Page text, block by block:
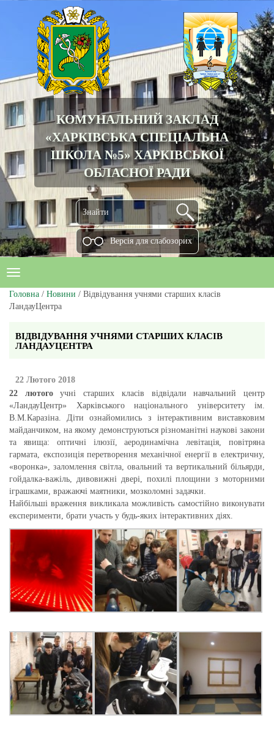
КОМУНАЛЬНИЙ ЗАКЛАД
«ХАРКІВСЬКА СПЕЦІАЛЬНА
ШКОЛА №5» ХАРКІВСЬКОЇ
ОБЛАСНОЇ РАДИ
Версiя для слабозорих
Головна / Новини / Відвідування учнями старших класів
ЛандауЦентра
ВІДВІДУВАННЯ УЧНЯМИ СТАРШИХ КЛАСІВ
ЛАНДАУЦЕНТРА
22 Лютого 2018
22 лютогоучні старших класів відвідали навчальний центр
«ЛандауЦентр» Харківського національного університету ім.
В.М.Каразіна. Діти ознайомились з інтерактивним виставковим
майданчиком, на якому демонструються різноманітні наукові закони
та явища: оптичні ілюзії, аеродинамічна левітація, повітряна
гармата, експозиція перетворення механічної енергії в електричну,
«воронка», заломлення світла, овальний та вертикальний більярди,
гойдалка-важіль, дивовижні двері, похилі площини з моторними
іграшками, вражаючі маятники, мозколомні задачки.
Найбільші враження викликала можливість самостійно виконувати
експерименти, брати участь у будь-яких інтерактивних діях.